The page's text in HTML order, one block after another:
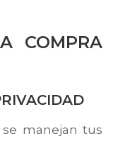
COMPRA
manejan tus